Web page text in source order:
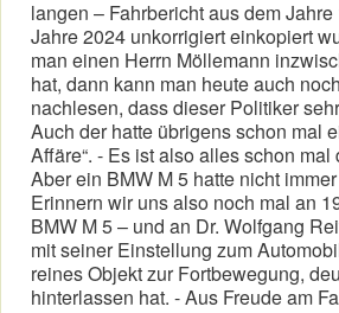
langen – Fahrbericht aus dem
Jahre 2024 unkorrigiert einkopiert
man einen Herrn Möllemann
hat, dann kann man heute auch
nachlesen, dass dieser Politiker
Auch der hatte übrigens schon mal
Affäre“. - Es ist also alles schon mal
Aber ein BMW M 5 hatte nicht
Erinnern wir uns also noch mal an
BMW M 5 – und an Dr. Wolfgang
mit seiner Einstellung zum
reines Objekt zur Fortbewegung,
hinterlassen hat. - Aus Freude am